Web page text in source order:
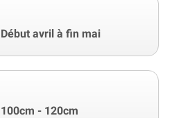
Début avril à fin mai
100cm - 120cm